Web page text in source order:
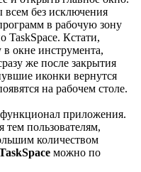
без исключения
в рабочую зону
TaskSpace. Кстати,
окне инструмента,
же после закрытия
иконки вернутся
на рабочем столе.
приложения.
пользователям,
количеством
можно по